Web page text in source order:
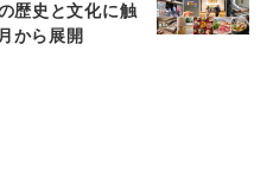
歴史と文化に触
から展開